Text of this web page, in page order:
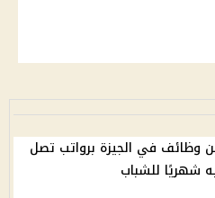
وظائف في الجيزة برواتب تصل